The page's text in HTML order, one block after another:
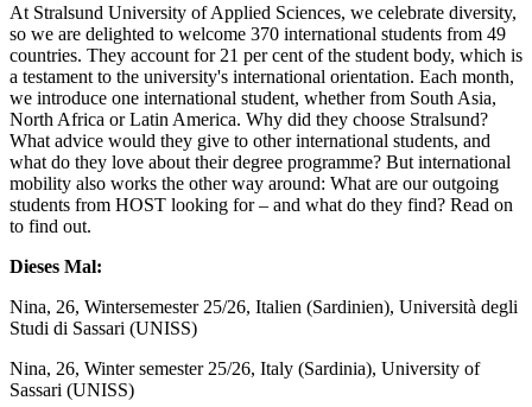
At Stralsund University of Applied Sciences, we celebrate diversity,
so we are delighted to welcome 370 international students from 49
countries. They account for 21 per cent of the student body, which is
a testament to the university's international orientation. Each month,
we introduce one international student, whether from South Asia,
North Africa or Latin America. Why did they choose Stralsund?
What advice would they give to other international students, and
what do they love about their degree programme? But international
mobility also works the other way around: What are our outgoing
students from HOST looking for – and what do they find? Read on
to find out.
Dieses Mal:
Nina, 26, Wintersemester 25/26, Italien (Sardinien), Università degli
Studi di Sassari (UNISS)
Nina, 26, Winter semester 25/26, Italy (Sardinia), University of
Sassari (UNISS)